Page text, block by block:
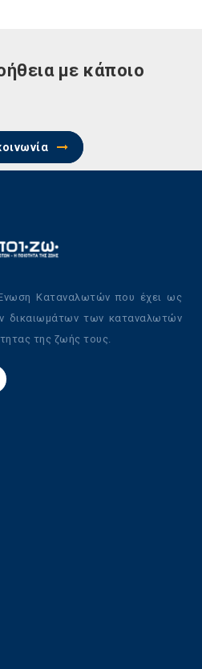
με κάποιο
Ένωση Καταναλωτών που έχει ως
δικαιωμάτων των καταναλωτών
της ζωής τους.